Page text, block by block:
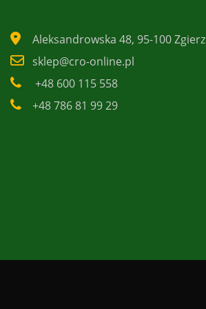
Aleksandrowska 48, 95-100 Zgierz
sklep@cro-online.pl
+48 600 115 558
+48 786 81 99 29